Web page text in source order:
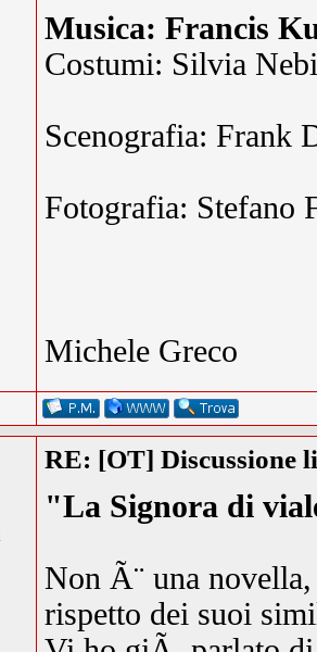
Musica: Francis
Costumi: Silvia
Scenografia: Frank
Fotografia: Stefano
Michele Greco
RE: [OT] Discussione
"La Signora di
Non Ã¨ una
rispetto dei suoi